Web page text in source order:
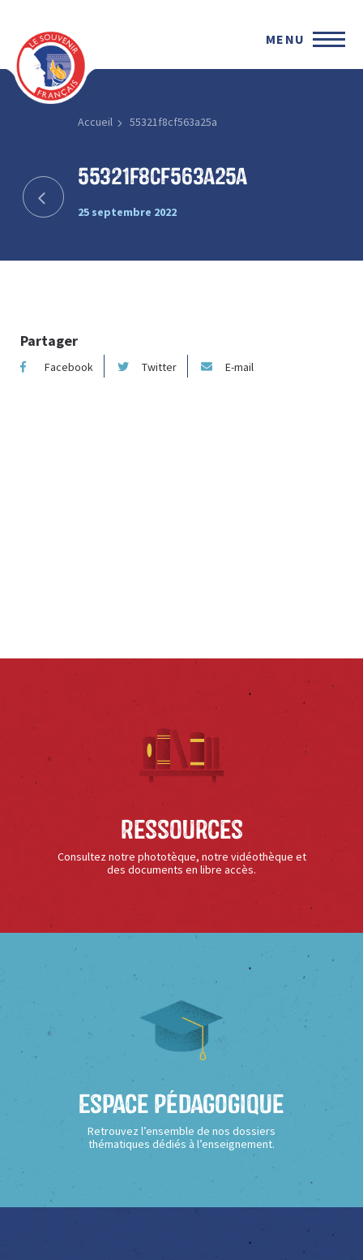
MENU
Accueil 55321f8cf563a25a
55321f8cf563a25a
25 septembre 2022
Partager
Facebook Twitter E-mail
Ressources
Consultez notre phototèque, notre vidéothèque et
des documents en libre accès.
Espace Pédagogique
Retrouvez l’ensemble de nos dossiers
thématiques dédiés à l’enseignement.